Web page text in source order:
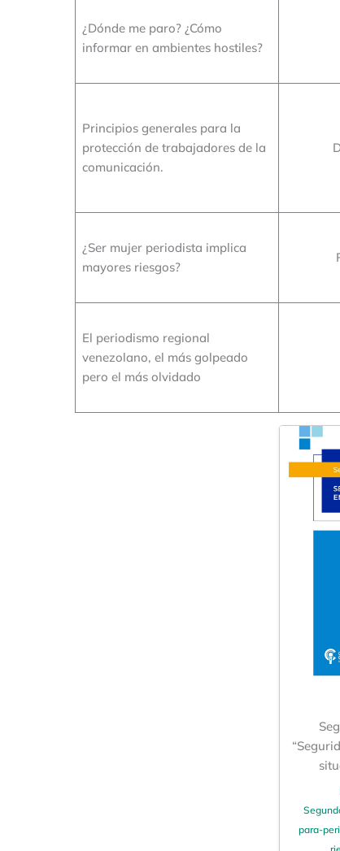
¿Dónde me paro? ¿Cómo
informar en ambientes hostiles?
Principios generales para la
protección de trabajadores de la
comunicación.
¿Ser mujer periodista implica
mayores riesgos?
El periodismo regional
venezolano, el más golpeado
pero el más olvidado
para-